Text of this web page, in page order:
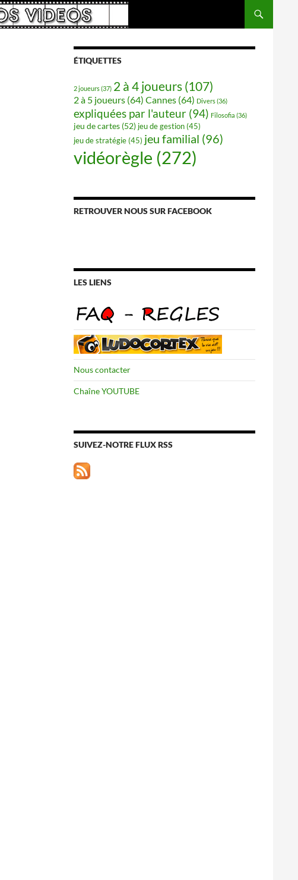
ÉTIQUETTES
2 joueurs(37) 2 à 4 joueurs (107)
2 à 5 joueurs (64) Cannes (64) Divers(36)
expliquées par l'auteur (94) Filosofia (36)
jeu de cartes (52) jeu de gestion (45)
jeu de stratégie (45) jeu familial (96)
vidéorègle (272)
RETROUVER NOUS SUR FACEBOOK
LES LIENS
Nous contacter
Chaîne YOUTUBE
SUIVEZ-NOTRE FLUX RSS